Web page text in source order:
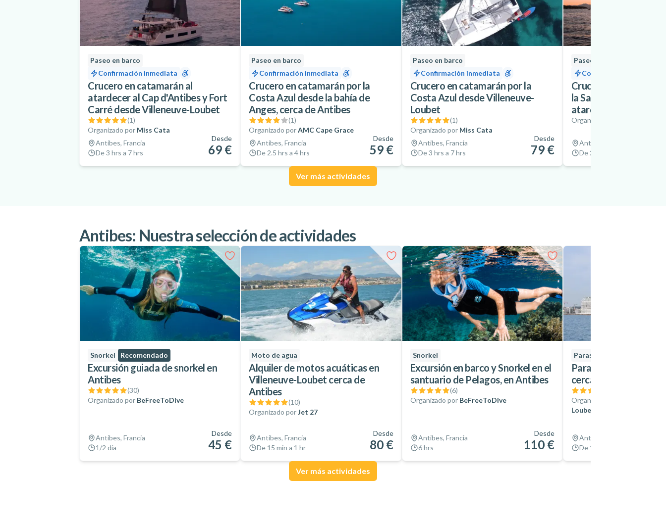
Paseo en barco
Confirmación inmediata
Crucero en catamarán al
atardecer al Cap d'Antibes y Fort
Carré desde Villeneuve-Loubet
(1)
Organizado por Miss Cata
Antibes, Francia
De 3 hrs a 7 hrs
Desde
69 €
Paseo en barco
Confirmación inmediata
Crucero en catamarán por la
Costa Azul desde la bahía de
Anges, cerca de Antibes
(1)
Organizado porAMC Cape Grace
Antibes, Francia
De 2.5 hrs a 4 hrs
Desde
59 €
Paseo en barco
Confirmación inmediata
Crucero en catamarán por la
Costa Azul desde Villeneuve-
Loubet
(1)
Organizado por Miss Cata
Antibes, Francia
De 3 hrs a 7 hrs
Desde
79 €
Paseo en barco
Confirmación inmediata
Crucero en
la Salis desde Baie
atardecer
Organizado por
Antibes, Francia
De 2 hrs a 3 hrs
Ver más actividades
Antibes: Nuestra selección de actividades
Snorkel Recomendado
Excursión guiada de snorkel en
Antibes
(30)
Organizado por BeFreeToDive
Antibes, Francia
1/2 día
Desde
45 €
Moto de agua
Alquiler de motos acuáticas en
Villeneuve-Loubet cerca de
Antibes
(10)
Organizado porJet 27
Antibes, Francia
De 15 min a 1 hr
Desde
80 €
Snorkel
Excursión en barco y Snorkel en el
santuario de Pelagos, en Antibes
(6)
Organizado por BeFreeToDive
Antibes, Francia
6 hrs
Desde
110 €
Parasailing
Parasailing en la
cerca de Antibes
Organizado por
Loubet
Antibes, Francia
De 15 min a 1.5 hr
Ver más actividades